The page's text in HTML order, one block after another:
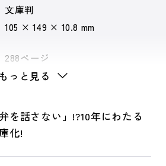
文庫判
105 × 149 × 10.8 mm
288ページ
もっと見る
を話さない」!?10年にわたる
化!